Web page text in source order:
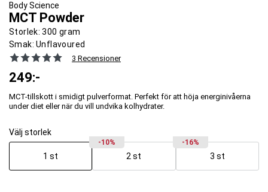
Body Science
MCT Powder
Storlek: 300 gram
Smak: Unflavoured
3 Recensioner
249:-
MCT-tillskott i smidigt pulverformat. Perfekt för att höja energinivåerna
under diet eller när du vill undvika kolhydrater.
Välj storlek
1 st
-10%
2 st
-16%
3 st